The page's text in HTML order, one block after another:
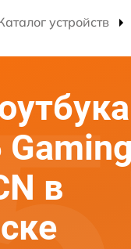
устройств
в